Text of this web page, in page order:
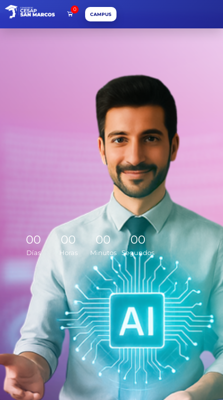
0
CAMPUS
00
Días
00
Horas
00
Minutos
00
Segundos